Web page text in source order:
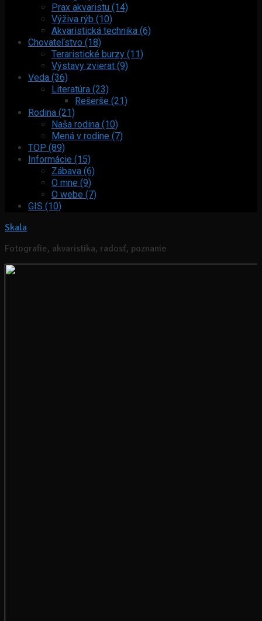
Prax akvaristu (14)
Výživa rýb (10)
Akvaristická technika (6)
Chovateľstvo (18)
Teraristické burzy (11)
Výstavy zvierat (9)
Veda (36)
Literatúra (23)
Rešerše (21)
Rodina (21)
Naša rodina (10)
Mená v rodine (7)
TOP (89)
Informácie (15)
Zábava (6)
O mne (9)
O webe (7)
GIS (10)
Skala
Fotografie, akvaristika, radosť, poznanie